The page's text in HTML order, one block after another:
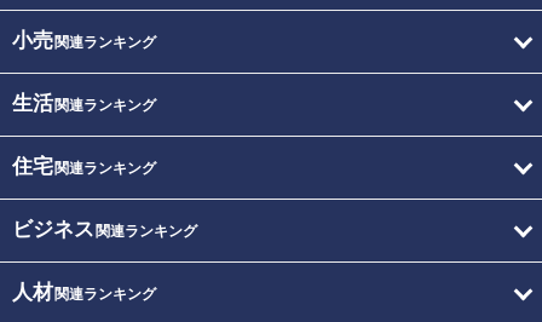
小売関連ランキング
生活関連ランキング
住宅関連ランキング
ビジネス 関連ランキング
人材関連ランキング